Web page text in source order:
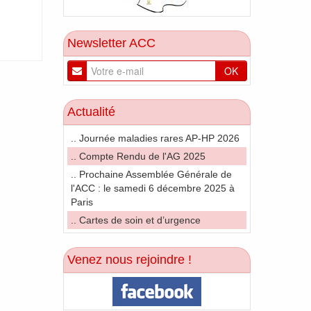
Newsletter ACC
OK
Actualité
.. Journée maladies rares AP-HP 2026
.. Compte Rendu de l'AG 2025
.. Prochaine Assemblée Générale de
l'ACC : le samedi 6 décembre 2025 à
Paris
.. Cartes de soin et d’urgence
Venez nous rejoindre !